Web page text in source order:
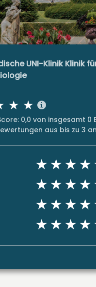
UNI-Klinik Klinik
0,0 von insgesamt 0
aus bis zu 3